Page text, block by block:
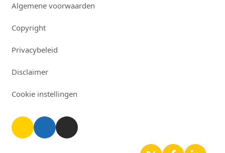
Algemene voorwaarden
Copyright
Privacybeleid
Disclaimer
Cookie instellingen